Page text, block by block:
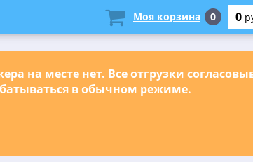
на месте нет. Все отгрузки
в обычном режиме.
Моя корзина 0 0